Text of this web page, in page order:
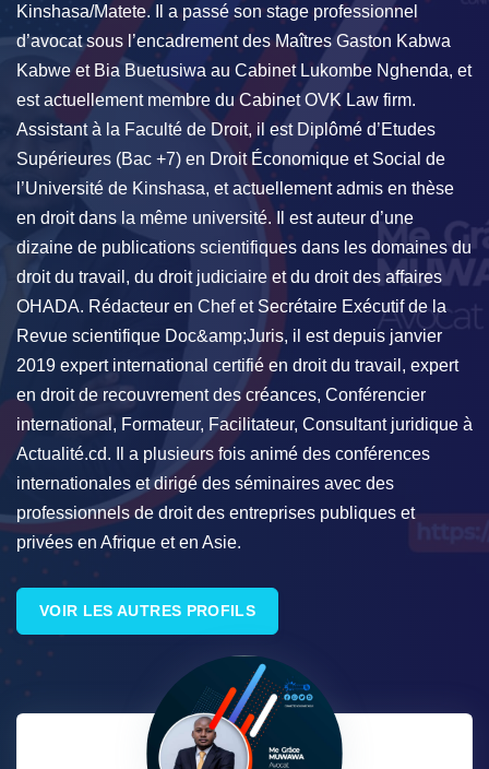
Kinshasa/Matete. Il a passé son stage professionnel
d’avocat sous l’encadrement des Maîtres Gaston Kabwa
Kabwe et Bia Buetusiwa au Cabinet Lukombe Nghenda, et
est actuellement membre du Cabinet OVK Law firm.
Assistant à la Faculté de Droit, il est Diplômé d’Etudes
Supérieures (Bac +7) en Droit Économique et Social de
l’Université de Kinshasa, et actuellement admis en thèse
en droit dans la même université. Il est auteur d’une
dizaine de publications scientifiques dans les domaines du
droit du travail, du droit judiciaire et du droit des affaires
OHADA. Rédacteur en Chef et Secrétaire Exécutif de la
Revue scientifique Doc&amp;Juris, il est depuis janvier
2019 expert international certifié en droit du travail, expert
en droit de recouvrement des créances, Conférencier
international, Formateur, Facilitateur, Consultant juridique à
Actualité.cd. Il a plusieurs fois animé des conférences
internationales et dirigé des séminaires avec des
professionnels de droit des entreprises publiques et
privées en Afrique et en Asie.
VOIR LES AUTRES PROFILS